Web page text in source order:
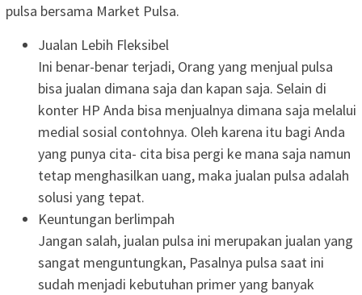
pulsa bersama Market Pulsa.
Jualan Lebih Fleksibel
Ini benar-benar terjadi, Orang yang menjual pulsa
bisa jualan dimana saja dan kapan saja. Selain di
konter HP Anda bisa menjualnya dimana saja melalui
medial sosial contohnya. Oleh karena itu bagi Anda
yang punya cita- cita bisa pergi ke mana saja namun
tetap menghasilkan uang, maka jualan pulsa adalah
solusi yang tepat.
Keuntungan berlimpah
Jangan salah, jualan pulsa ini merupakan jualan yang
sangat menguntungkan, Pasalnya pulsa saat ini
sudah menjadi kebutuhan primer yang banyak